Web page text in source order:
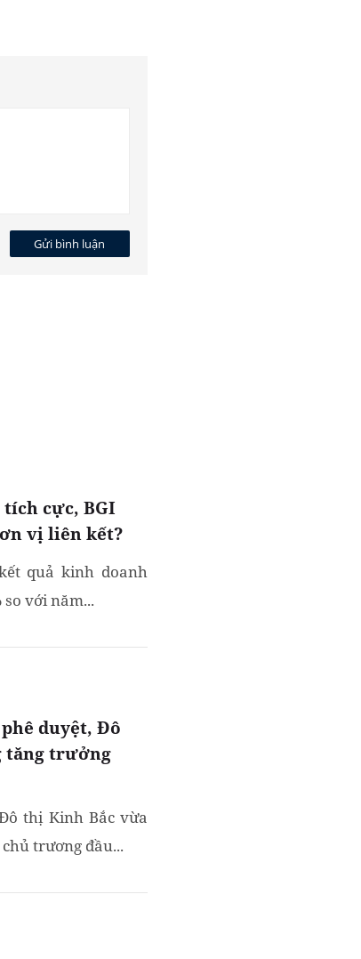
Gửi bình luận
cực, BGI
vị liên kết?
quả kinh doanh
với năm...
duyệt, Đô
tăng trưởng
thị Kinh Bắc vừa
trương đầu...